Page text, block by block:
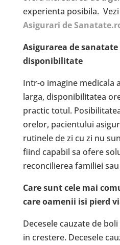
experienta posibila.
Asigurari de
Asigurarea de
disponibilitate
Intr-o imagine medicala
larga, disponibilitatea
practic totul.
orelor, pacientului
rutinele de zi cu zi nu
fiind capabil sa ofere
reconcilierea familiei
Care sunt cele mai
care oamenii isi pierd
Decesele cauzate de
in crestere. Decesele